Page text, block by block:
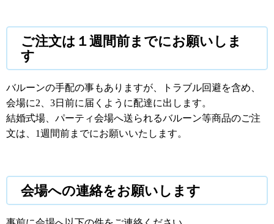
ご注文は１週間前までにお願いしま
す
バルーンの手配の事もありますが、トラブル回避を含め、
会場に2、3日前に届くように配達に出します。
結婚式場、パーティ会場へ送られるバルーン等商品のご注
文は、1週間前までにお願いいたします。
会場への連絡をお願いします